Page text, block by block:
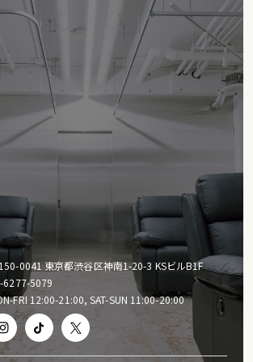
0041 東京都渋谷区神南1-20-3 KSビルB1F
6277-5079
FRI 12:00-21:00, SAT-SUN 11:00-20:00